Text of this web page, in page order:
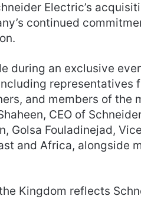
Electric’s
continued
during an exclusive
representatives
and members of the
CEO of
Golsa Fouladinejad,
and Africa, alongside
Kingdom reflects